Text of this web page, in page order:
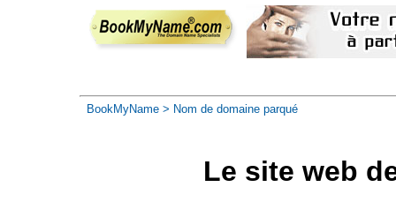
BookMyName > Nom de domaine parqué
Le site web